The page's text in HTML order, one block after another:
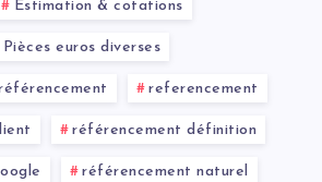
Estimation & cotations
Pièces euros diverses
referencement
référencement définition
référencement naturel